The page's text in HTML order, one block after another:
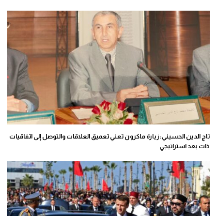
تاج الدين الحسيني: زيارة ماكرون تعني تعميق العلاقات والتوصل إلى اتفاقيات
ذات بعد استراتيجي